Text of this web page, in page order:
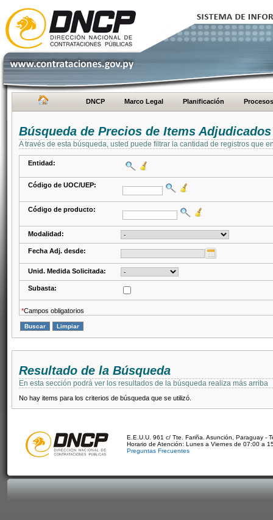
DNCP Marco Legal Planificación Procesos
Búsqueda de Precios de Items Adjudicados
A través de esta búsqueda, usted puede filtrar la cantidad de registros que
Entidad:
Código de UOC/UEP:
Código de producto:
Modalidad:
Fecha Adj. desde:
Unid. Medida Solicitada:
Subasta:
*Campos obligatorios
Resultado de la Búsqueda
En esta sección podrá ver los resultados de la búsqueda realiza más arriba
No hay items para los criterios de búsqueda que se utilizó.
E.E.U.U. 961 c/ Tte. Fariña. Asunción, Paraguay -
Horario de Atención: Lunes a Viernes de 07:00 a
Preguntas Frecuentes